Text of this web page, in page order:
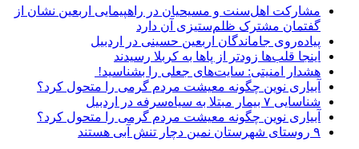
مشارکت اهل‌سنت و مسیحیان در راهپیمایی اربعین نشان از
گفتمان مشترک ظلم‌ستیزی آن دارد
پیاده‌روی جاماندگان اربعین حسینی در اردبیل
اینجا قلب‌ها زودتر از پاها به کربلا رسیدند
هشدار امنیتی: سایت‌های جعلی را بشناسید!
آبیاری نوین چگونه معیشت مردم گرمی را متحول کرد؟
شناسایی ۷ بیمار مبتلا به سیاه‌سرفه در اردبیل
آبیاری نوین چگونه معیشت مردم گرمی را متحول کرد؟
۹ روستای شهرستان نمین دچار تنش آبی هستند